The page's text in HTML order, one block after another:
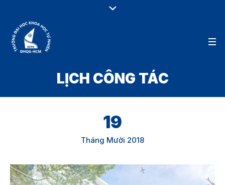
LỊCH CÔNG TÁC
19
Tháng Mười 2018